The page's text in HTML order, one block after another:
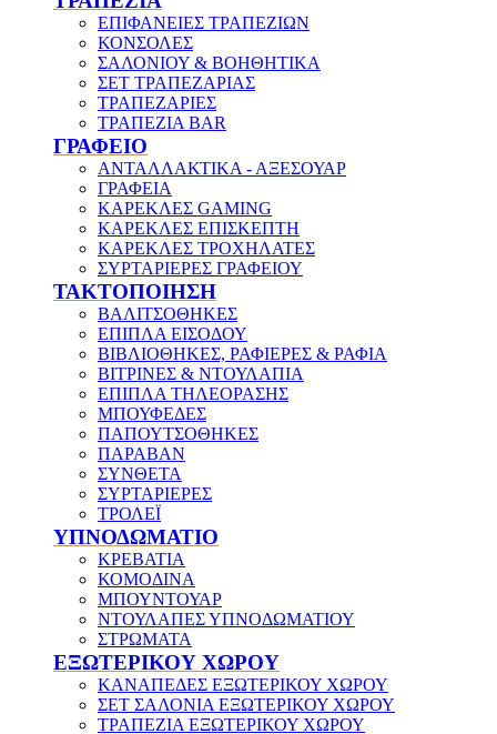
ΕΠΙΦΑΝΕΙΕΣ ΤΡΑΠΕΖΙΩΝ
ΚΟΝΣΟΛΕΣ
ΣΑΛΟΝΙΟΥ & ΒΟΗΘΗΤΙΚΑ
ΣΕΤ ΤΡΑΠΕΖΑΡΙΑΣ
ΤΡΑΠΕΖΑΡΙΕΣ
ΤΡΑΠΕΖΙΑ BAR
ΓΡΑΦΕΙΟ
ΑΝΤΑΛΛΑΚΤΙΚΑ - ΑΞΕΣΟΥΑΡ
ΓΡΑΦΕΙΑ
ΚΑΡΕΚΛΕΣ GAMING
ΚΑΡΕΚΛΕΣ ΕΠΙΣΚΕΠΤΗ
ΚΑΡΕΚΛΕΣ ΤΡΟΧΗΛΑΤΕΣ
ΣΥΡΤΑΡΙΕΡΕΣ ΓΡΑΦΕΙΟΥ
ΤΑΚΤΟΠΟΙΗΣΗ
ΒΑΛΙΤΣΟΘΗΚΕΣ
ΕΠΙΠΛΑ ΕΙΣΟΔΟΥ
ΒΙΒΛΙΟΘΗΚΕΣ, ΡΑΦΙΕΡΕΣ & ΡΑΦΙΑ
ΒΙΤΡΙΝΕΣ & ΝΤΟΥΛΑΠΙΑ
ΕΠΙΠΛΑ ΤΗΛΕΟΡΑΣΗΣ
ΜΠΟΥΦΕΔΕΣ
ΠΑΠΟΥΤΣΟΘΗΚΕΣ
ΠΑΡΑΒΑΝ
ΣΥΝΘΕΤΑ
ΣΥΡΤΑΡΙΕΡΕΣ
ΤΡΟΛΕΪ
ΥΠΝΟΔΩΜΑΤΙΟ
ΚΡΕΒΑΤΙΑ
ΚΟΜΟΔΙΝΑ
ΜΠΟΥΝΤΟΥΑΡ
ΝΤΟΥΛΑΠΕΣ ΥΠΝΟΔΩΜΑΤΙΟΥ
ΣΤΡΩΜΑΤΑ
ΕΞΩΤΕΡΙΚΟΥ ΧΩΡΟΥ
ΚΑΝΑΠΕΔΕΣ ΕΞΩΤΕΡΙΚΟΥ ΧΩΡΟΥ
ΣΕΤ ΣΑΛΟΝΙΑ ΕΞΩΤΕΡΙΚΟΥ ΧΩΡΟΥ
ΤΡΑΠΕΖΙΑ ΕΞΩΤΕΡΙΚΟΥ ΧΩΡΟΥ